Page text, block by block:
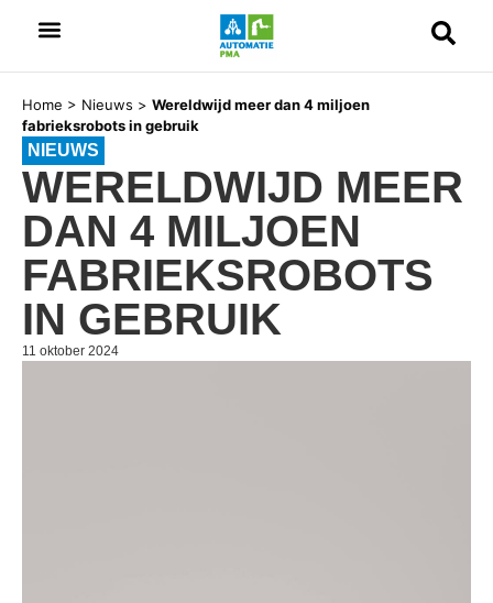
Home > Nieuws > Wereldwijd meer dan 4 miljoen
fabrieksrobots in gebruik
NIEUWS
WERELDWIJD MEER
DAN 4 MILJOEN
FABRIEKSROBOTS
IN GEBRUIK
11 oktober 2024